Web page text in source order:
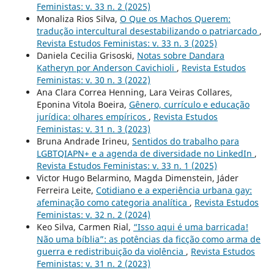
Feministas: v. 33 n. 2 (2025)
Monaliza Rios Silva, O Que os Machos Querem:
tradução intercultural desestabilizando o patriarcado ,
Revista Estudos Feministas: v. 33 n. 3 (2025)
Daniela Cecilia Grisoski, Notas sobre Dandara
Katheryn por Anderson Cavichioli , Revista Estudos
Feministas: v. 30 n. 3 (2022)
Ana Clara Correa Henning, Lara Veiras Collares,
Eponina Vitola Boeira, Gênero, currículo e educação
jurídica: olhares empíricos , Revista Estudos
Feministas: v. 31 n. 3 (2023)
Bruna Andrade Irineu, Sentidos do trabalho para
LGBTQIAPN+ e a agenda de diversidade no LinkedIn ,
Revista Estudos Feministas: v. 33 n. 1 (2025)
Victor Hugo Belarmino, Magda Dimenstein, Jáder
Ferreira Leite, Cotidiano e a experiência urbana gay:
afeminação como categoria analítica , Revista Estudos
Feministas: v. 32 n. 2 (2024)
Keo Silva, Carmen Rial, “Isso aqui é uma barricada!
Não uma bíblia”: as potências da ficção como arma de
guerra e redistribuição da violência , Revista Estudos
Feministas: v. 31 n. 2 (2023)